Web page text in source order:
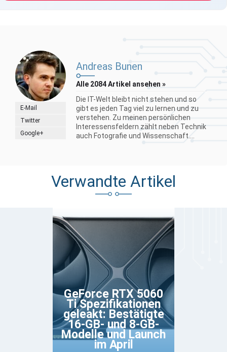
E-Mail
Twitter
Google+
Andreas Bunen
Alle 2084 Artikel ansehen »
Die IT-Welt bleibt nicht stehen und so
gibt es jeden Tag viel zu lernen und zu
verstehen. Zu meinen persönlichen
Interessensfeldern zählt neben Technik
auch Fotografie und Wissenschaft....
Verwandte Artikel
GeForce RTX 5060
Ti Spezifikationen
geleakt: Bestätigte
16-GB- und 8-GB-
Modelle und Launch
im April